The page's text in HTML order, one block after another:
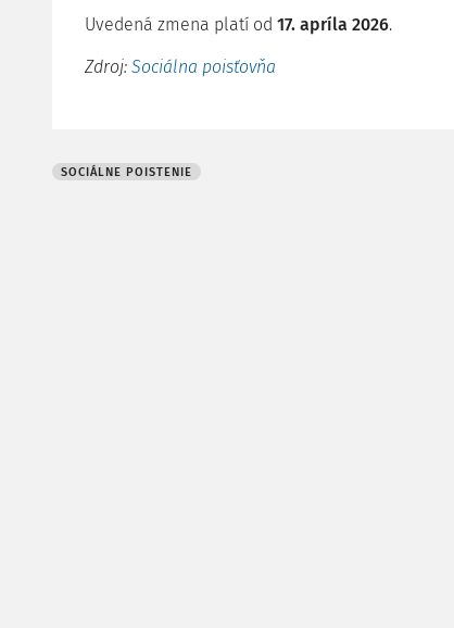
Uvedená zmena platí od 17. apríla 2026.
Zdroj: Sociálna poisťovňa
SOCIÁLNE POISTENIE